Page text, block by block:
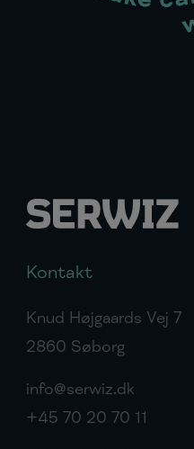
Kontakt
Knud Højgaards Vej 7
2860 Søborg
info@serwiz.dk
+45 70 20 70 11